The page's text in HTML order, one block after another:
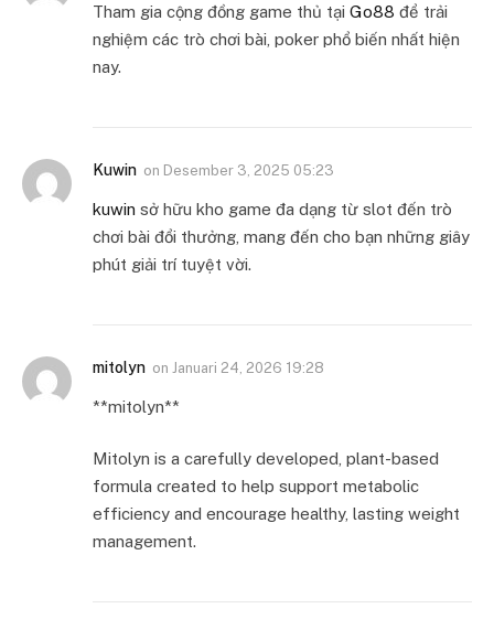
Tham gia cộng đồng game thủ tại Go88 để trải
nghiệm các trò chơi bài, poker phổ biến nhất hiện
nay.
Kuwin on Desember 3, 2025 05:23
kuwin sở hữu kho game đa dạng từ slot đến trò
chơi bài đổi thưởng, mang đến cho bạn những giây
phút giải trí tuyệt vời.
mitolyn on Januari 24, 2026 19:28
**mitolyn**
Mitolyn is a carefully developed, plant-based
formula created to help support metabolic
efficiency and encourage healthy, lasting weight
management.